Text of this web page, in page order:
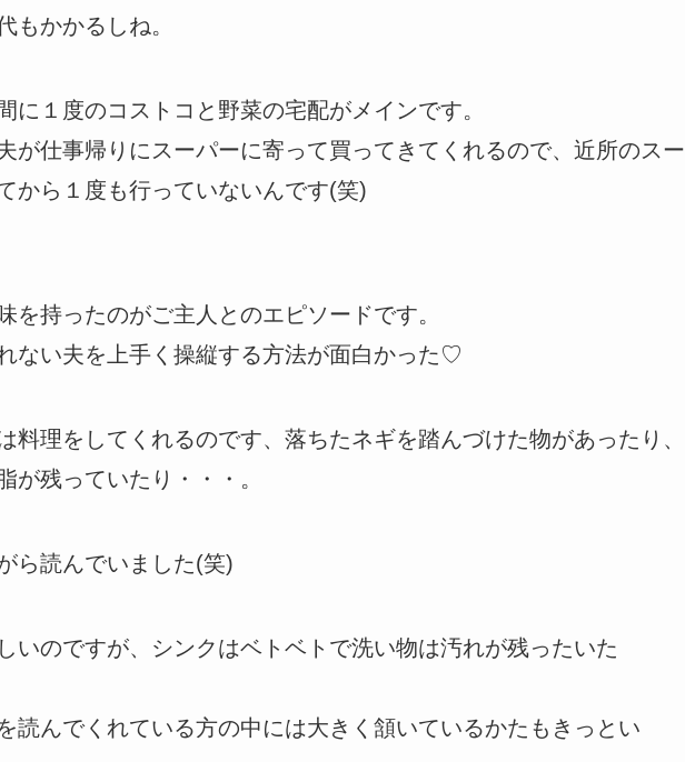
もかかるしね。
に１度のコストコと野菜の宅配がメインです。
が仕事帰りにスーパーに寄って買ってきてくれるので、近所のスー
から１度も行っていないんです(笑)
を持ったのがご主人とのエピソードです。
ない夫を上手く操縦する方法が面白かった♡
料理をしてくれるのです、落ちたネギを踏んづけた物があったり、
が残っていたり・・・。
ら読んでいました(笑)
いのですが、シンクはベトベトで洗い物は汚れが残ったいた
読んでくれている方の中には大きく頷いているかたもきっとい